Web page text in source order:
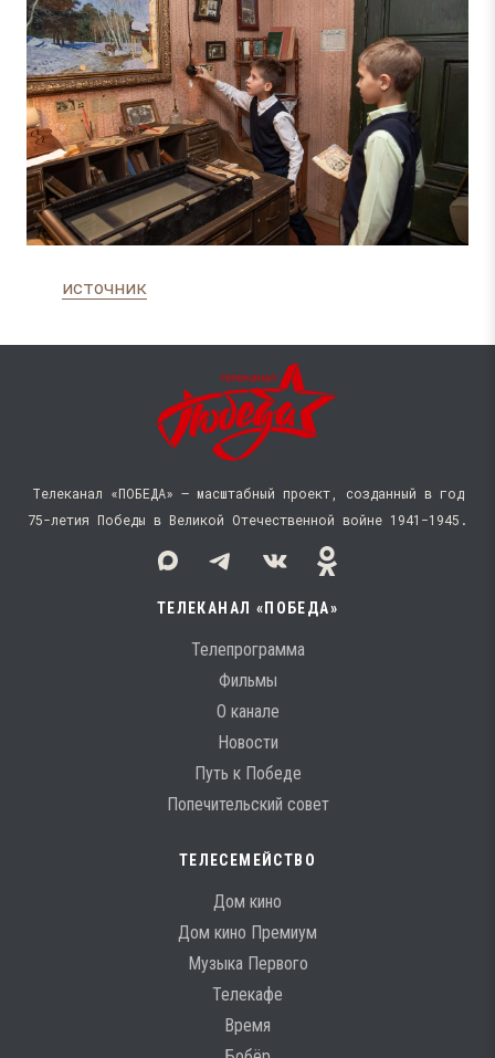
источник
Телеканал «ПОБЕДА» — масштабный проект, созданный в год
75-летия Победы в Великой Отечественной войне 1941−1945.
ТЕЛЕКАНАЛ «ПОБЕДА»
Телепрограмма
Фильмы
О канале
Новости
Путь к Победе
Попечительский совет
ТЕЛЕСЕМЕЙСТВО
Дом кино
Дом кино Премиум
Музыка Первого
Телекафе
Время